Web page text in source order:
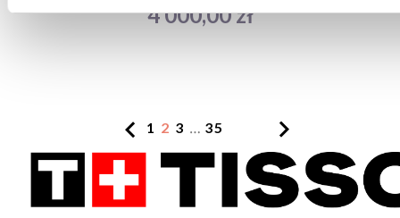
Cena
4 000,00 zł
 1 2 3 … 35 